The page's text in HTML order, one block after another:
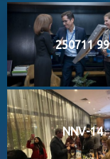
250711 99
NNV-14